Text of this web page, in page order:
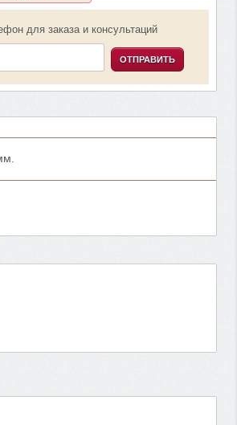
для заказа и консультаций
ОТПРАВИТЬ